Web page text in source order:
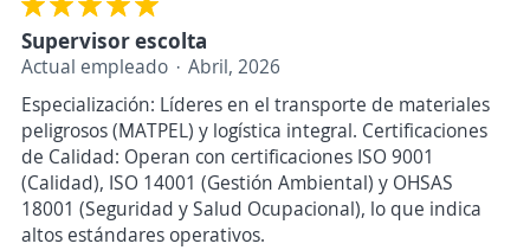
Supervisor escolta
Actual empleado
Abril, 2026
Especialización: Líderes en el transporte de materiales
peligrosos (MATPEL) y logística integral. Certificaciones
de Calidad: Operan con certificaciones ISO 9001
(Calidad), ISO 14001 (Gestión Ambiental) y OHSAS
18001 (Seguridad y Salud Ocupacional), lo que indica
altos estándares operativos.